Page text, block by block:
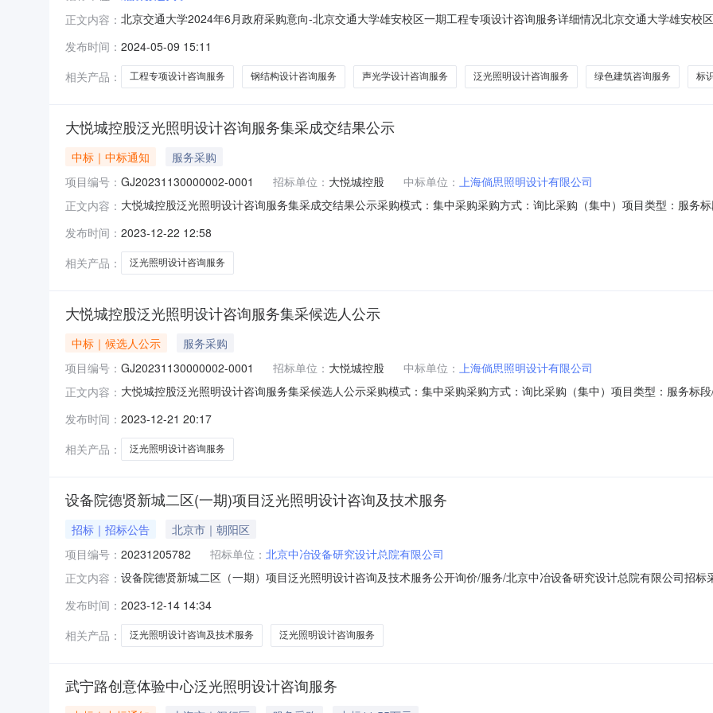
正文内容： 北京交通大学2024年6月政府采购意向-北京交通大学雄安校区一期工程专项设计咨询服务详细情况北京交通大学雄安校
务采购需求概况：根据雄安新区相关要求，结合开工建设需求，开展一期工程专项设计咨询服务，服务内容包括厨房工
构设计咨询服务、声光学
发布时间： 2024-05-09 15:11
相关产品：
工程专项设计咨询服务 钢结构设计咨询服务 声光学设计咨询服务 泛光照明设计咨询服务 绿色建筑咨询服务 标
大悦城控股泛光照明设计咨询服务集采成交结果公示
中标｜中标通知
服务采购
项目编号： GJ20231130000002-0001 招标单位： 大悦城控股 中标单位： 上海倘思照明设计有限公司
正文内容： 大悦城控股泛光照明设计咨询服务集采成交结果公示采购模式：集中采购采购方式：询比采购（集中）项目类型：服务
思照明设计有限公司成交金额（单位）:***成交/中标人:汉都设计顾问（深圳）有限公司成交金额（单位）:***相关附件公
发布时间： 2023-12-22 12:58
相关产品：
泛光照明设计咨询服务
大悦城控股泛光照明设计咨询服务集采候选人公示
中标｜候选人公示
服务采购
项目编号： GJ20231130000002-0001 招标单位： 大悦城控股 中标单位： 上海倘思照明设计有限公司
正文内容： 大悦城控股泛光照明设计咨询服务集采候选人公示采购模式：集中采购采购方式：询比采购（集中）项目类型：服务标
时间:2023-12-2209:00:00备注信息:--第1中标候选人中标候选人名称:上海倘思照明设计有限公司投标报价(单位):***第2中
发布时间： 2023-12-21 20:17
相关产品：
泛光照明设计咨询服务
设备院德贤新城二区(一期)项目泛光照明设计咨询及技术服务
招标｜招标公告
北京市｜朝阳区
项目编号： 20231205782 招标单位： 北京中冶设备研究设计总院有限公司
正文内容： 设备院德贤新城二区（一期）项目泛光照明设计咨询及技术服务公开询价/服务/北京中冶设备研究设计总院有限公司招
设备研究设计总院有限公司询价公告北京中冶设备研究设计总院有限公司对德贤新城二区（一期）项目泛光照明设计咨
称：
发布时间： 2023-12-14 14:34
相关产品：
泛光照明设计咨询及技术服务 泛光照明设计咨询服务
武宁路创意体验中心泛光照明设计咨询服务